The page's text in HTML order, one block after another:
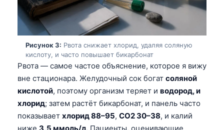
Рисунок 3: Рвота снижает хлорид, удаляя соляную
кислоту, и часто повышает бикарбонат
Рвота — самое частое объяснение, которое я вижу
вне стационара. Желудочный сок богат соляной
кислотой, поэтому организм теряет и водород, и
хлорид; затем растёт бикарбонат, и панель часто
показывает хлорид 88–95, CO2 30–38, и калий